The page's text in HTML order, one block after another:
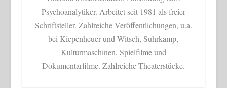
Psychoanalytiker. Arbeitet seit 1981 als freier
Schriftsteller. Zahlreiche Veröffentlichungen, u.a.
bei Kiepenheuer und Witsch, Suhrkamp,
Kulturmaschinen. Spielfilme und
Dokumentarfilme. Zahlreiche Theaterstücke.